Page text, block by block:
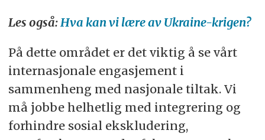
Les også: Hva kan vi lære av Ukraine-krigen?
På dette området er det viktig å se vårt
internasjonale engasjement i
sammenheng med nasjonale tiltak. Vi
må jobbe helhetlig med integrering og
forhindre sosial ekskludering,